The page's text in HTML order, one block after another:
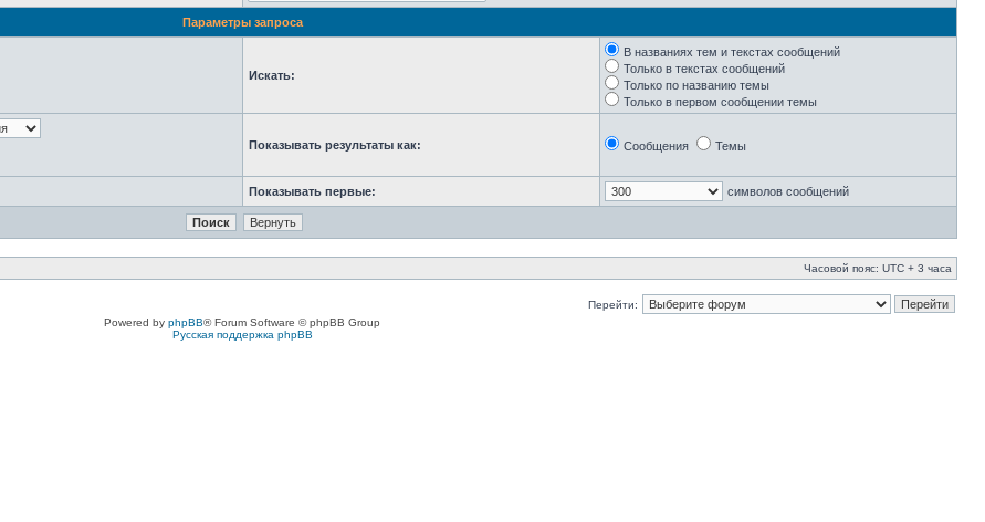
Параметры запроса
Искать:
В названиях тем и текстах сообщений
Только в текстах сообщений
Только по названию темы
Только в первом сообщении темы
Показывать результаты как: Сообщения Темы
Показывать первые: символов сообщений
Часовой пояс: UTC + 3 часа
Перейти:
Powered by phpBB® Forum Software © phpBB Group
Русская поддержка phpBB